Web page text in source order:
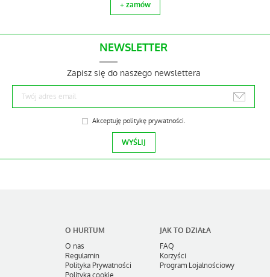
+ zamów
KRUPIEC Miód kremowany z
NEWSLETTER
Zapisz się do naszego newslettera
Akceptuję politykę prywatności.
O HURTUM
O nas
Regulamin
Polityka Prywatności
JAK TO DZIAŁA
FAQ
Korzyści
Program Lojalnościowy